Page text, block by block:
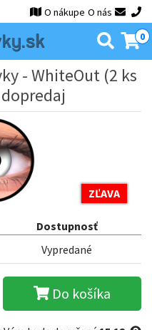
O nákupe O nás
0
- WhiteOut (2 ks
ZĽAVA
Dostupnosť
Vypredané
Do košíka